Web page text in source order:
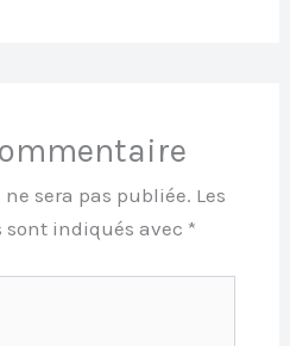
sera pas publiée. Les
indiqués avec *